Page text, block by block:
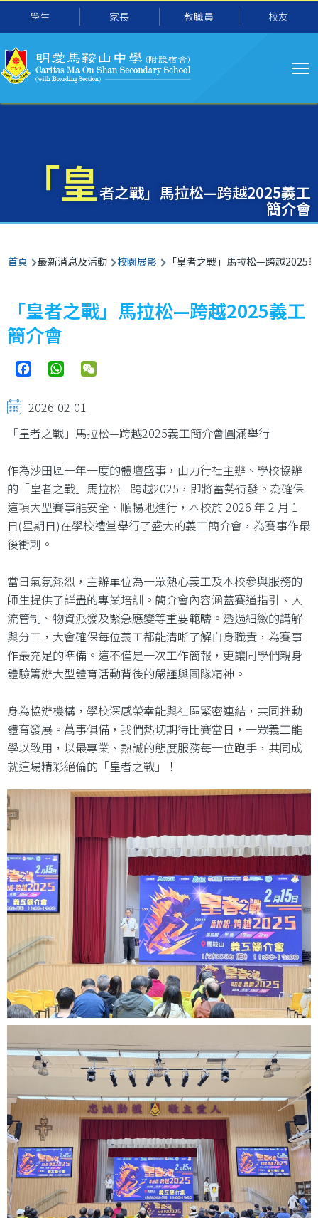
移至主內容
學生 家長 教職員 校友
导
航
「皇者之戰」馬拉松—跨越2025義工
簡介會
導
航
連
結
首頁 最新消息及活動 校園展影 「皇者之戰」馬拉松—跨越2025
「皇者之戰」馬拉松—跨越2025義工
簡介會
FacebookWhatsApp
2026-02-01
「皇者之戰」馬拉松—跨越2025義工簡介會圓滿舉行
作為沙田區一年一度的體壇盛事，由力行社主辦、學校協辦
的「皇者之戰」馬拉松—跨越2025，即將蓄勢待發。為確保
這項大型賽事能安全、順暢地進行，本校於 2026 年 2 月 1
日(星期日)在學校禮堂舉行了盛大的義工簡介會，為賽事作最
後衝刺。
當日氣氛熱烈，主辦單位為一眾熱心義工及本校參與服務的
師生提供了詳盡的專業培訓。簡介會內容涵蓋賽道指引、人
流管制、物資派發及緊急應變等重要範疇。透過細緻的講解
與分工，大會確保每位義工都能清晰了解自身職責，為賽事
作最充足的準備。這不僅是一次工作簡報，更讓同學們親身
體驗籌辦大型體育活動背後的嚴謹與團隊精神。
身為協辦機構，學校深感榮幸能與社區緊密連結，共同推動
體育發展。萬事俱備，我們熱切期待比賽當日，一眾義工能
學以致用，以最專業、熱誠的態度服務每一位跑手，共同成
就這場精彩絕倫的「皇者之戰」！